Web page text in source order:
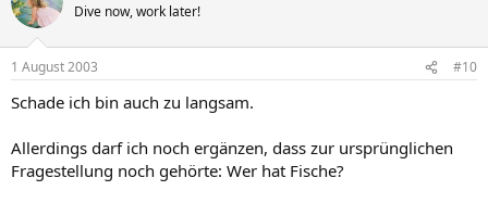
Dive now, work later!
1 August 2003 #10
Schade ich bin auch zu langsam.
Allerdings darf ich noch ergänzen, dass zur ursprünglichen
Fragestellung noch gehörte: Wer hat Fische?